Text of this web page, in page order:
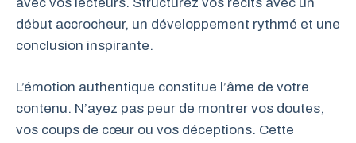
début accrocheur, un développement rythmé et une
conclusion inspirante.
L’émotion authentique constitue l’âme de votre
contenu. N’ayez pas peur de montrer vos doutes,
vos coups de cœur ou vos déceptions. Cette